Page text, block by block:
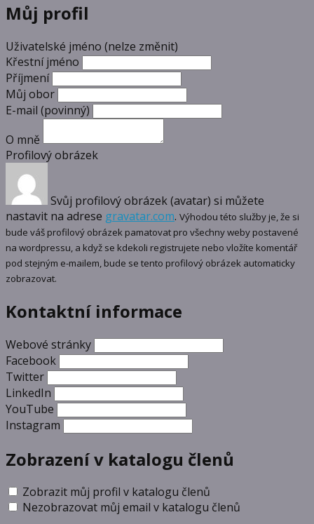
Můj profil
Uživatelské jméno (nelze změnit)
Křestní jméno
Příjmení
Můj obor
E-mail (povinný)
O mně
Profilový obrázek
Svůj profilový obrázek (avatar) si můžete
nastavit na adrese gravatar.com. Výhodou této služby je, že si
bude váš profilový obrázek pamatovat pro všechny weby postavené
na wordpressu, a když se kdekoli registrujete nebo vložíte komentář
pod stejným e-mailem, bude se tento profilový obrázek automaticky
zobrazovat.
Kontaktní informace
Webové stránky
Facebook
Twitter
LinkedIn
YouTube
Instagram
Zobrazení v katalogu členů
Zobrazit můj profil v katalogu členů
Nezobrazovat můj email v katalogu členů